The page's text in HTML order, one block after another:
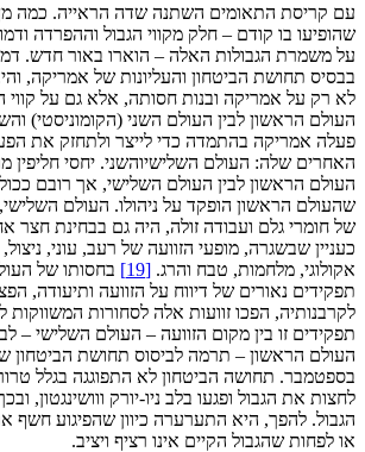
עם קריסת התאומים השתנה שדה הראייה. כמה מן
שהופיעו בו קודם – חלק מקווי הגבול וההפרדה
על משמרת הגבולות האלה – הוארו באור חדש.
בבסיס תחושת הביטחון והעליונות של אמריקה,
לא רק על אמריקה ובנות חסותה, אלא גם על קווי
העולם הראשון לבין העולם השני (הקומוניסטי)
פעלה אמריקה בהתמדה כדי לייצר ולתחזק את
האחרים שלה: העולם השלישיוהשני. יחסי חליפין
העולם הראשון לבין העולם השלישי, אך רובם
שהעולם הראשון הופקד על ניהולו. העולם
של חומרי גלם ועבודה זולה, היה גם בבחינת חצר
כעניין שבשגרה, מופעי הזוועה של רעב, עוני,
אקולוגי, מלחמות, טבח והרג. [19]
בחסותו של
תפקידים נאורים של דיווח על הזוועה ותיעודה,
לקרבנותיה, הפכו זוועות אלה לסחורות
תפקידים זו בין מקום הזוועה – העולם השלישי –
בספטמבר. תחושה הביטחון לא התפוגגה בגלל
לחצות את הגבול ופגעו בלב ניו-יורק ווושינגטון,
הגבול. להפך, היא התערערה כיוון שהפיגוע חשף
או לפחות שהגבול הקיים אינו רציף ויציב.